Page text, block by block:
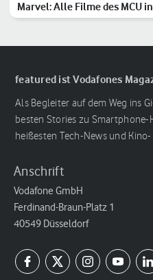
Marvel: Alle Filme des MCU
Reihenfolge
featured ist Vodafones
Als Begleiter auf dem Weg ins
besten Stories zu
heißesten Tech-News und
Anschrift
Vodafone GmbH
Ferdinand-Braun-Platz 1
40549 Düsseldorf